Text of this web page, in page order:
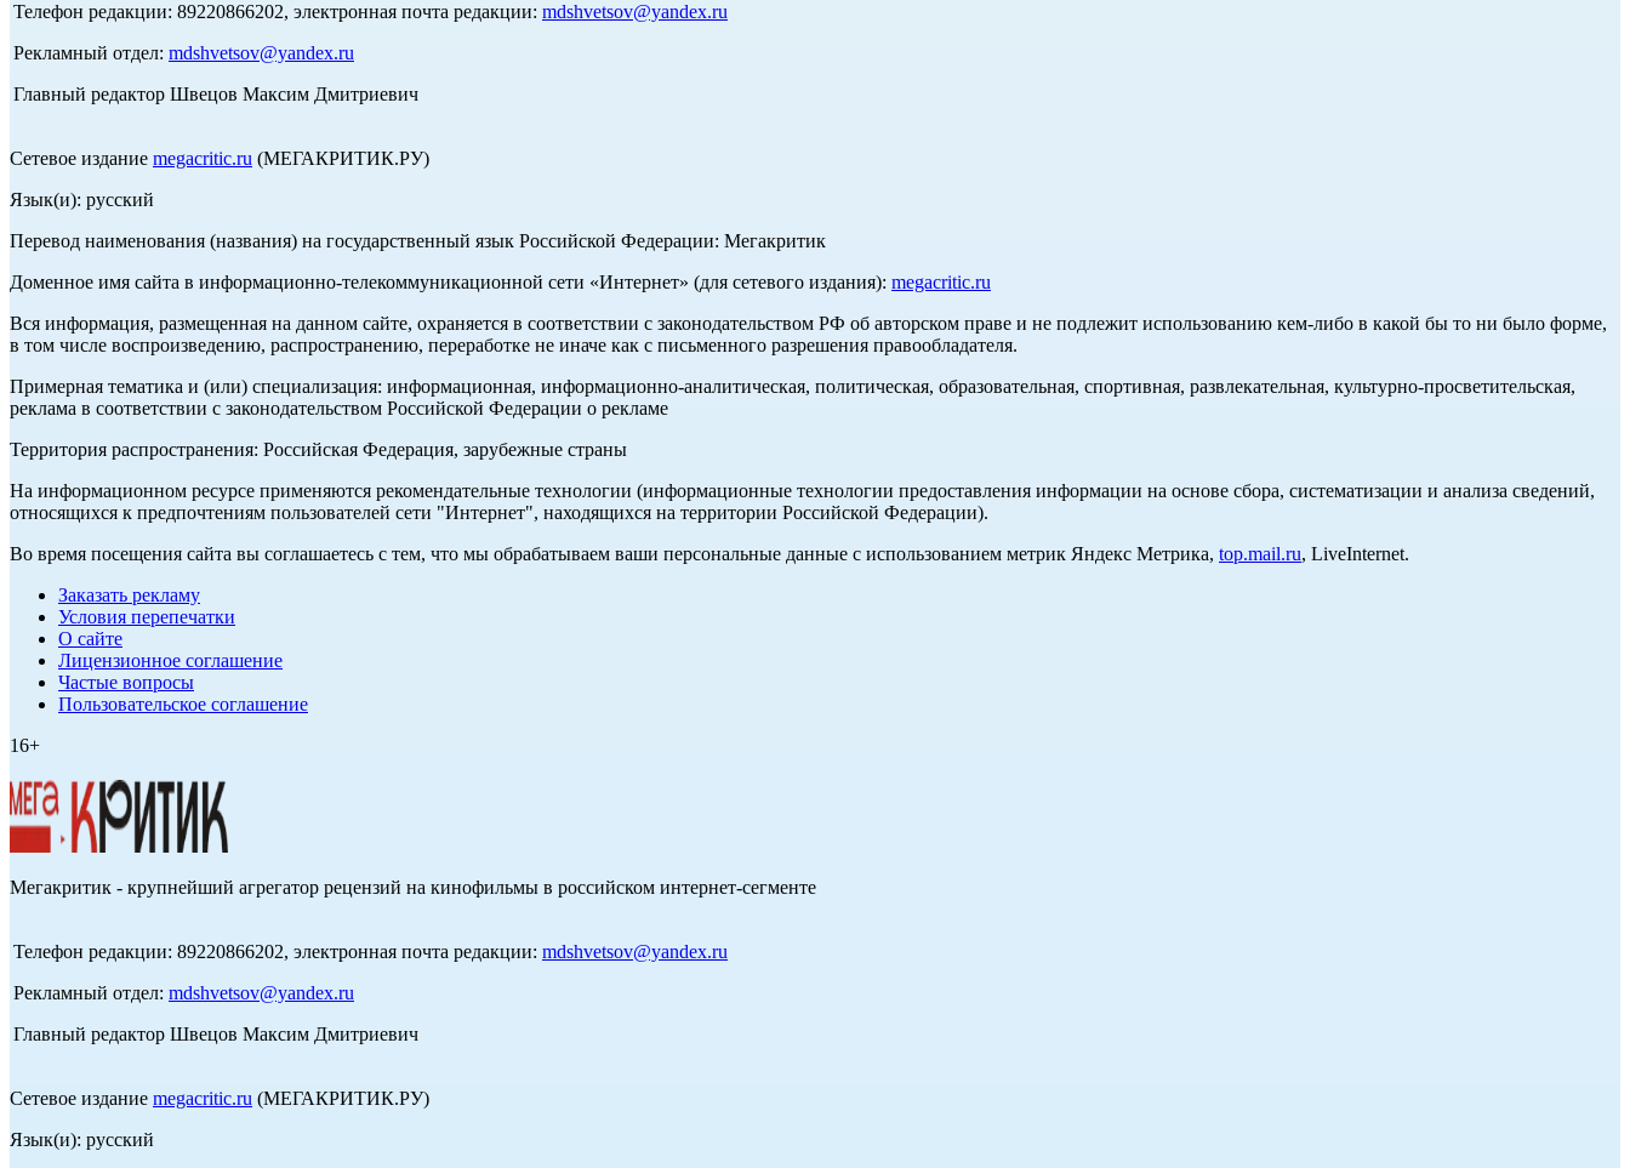
Телефон редакции: 89220866202, электронная почта редакции: mdshvetsov@yandex.ru
Рекламный отдел: mdshvetsov@yandex.ru
Главный редактор Швецов Максим Дмитриевич
Сетевое издание megacritic.ru (МЕГАКРИТИК.РУ)
Язык(и): русский
Перевод наименования (названия) на государственный язык Российской Федерации: Мегакритик
Доменное имя сайта в информационно-телекоммуникационной сети «Интернет» (для сетевого издания): megacritic.ru
Вся информация, размещенная на данном сайте, охраняется в соответствии с законодательством РФ об авторском праве и не подлежит использованию кем-либо в какой бы то ни было форме,
в том числе воспроизведению, распространению, переработке не иначе как с письменного разрешения правообладателя.
Примерная тематика и (или) специализация: информационная, информационно-аналитическая, политическая, образовательная, спортивная, развлекательная, культурно-просветительская,
реклама в соответствии с законодательством Российской Федерации о рекламе
Территория распространения: Российская Федерация, зарубежные страны
На информационном ресурсе применяются рекомендательные технологии (информационные технологии предоставления информации на основе сбора, систематизации и анализа сведений,
относящихся к предпочтениям пользователей сети "Интернет", находящихся на территории Российской Федерации).
Во время посещения сайта вы соглашаетесь с тем, что мы обрабатываем ваши персональные данные с использованием метрик Яндекс Метрика, top.mail.ru, LiveInternet.
Заказать рекламу
Условия перепечатки
О сайте
Лицензионное соглашение
Частые вопросы
Пользовательское соглашение
16+
Мегакритик - крупнейший агрегатор рецензий на кинофильмы в российском интернет-сегменте
Телефон редакции: 89220866202, электронная почта редакции: mdshvetsov@yandex.ru
Рекламный отдел: mdshvetsov@yandex.ru
Главный редактор Швецов Максим Дмитриевич
Сетевое издание megacritic.ru (МЕГАКРИТИК.РУ)
Язык(и): русский